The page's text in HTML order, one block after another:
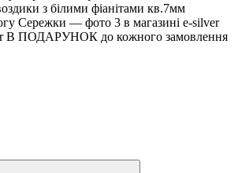
ПОДАРУНОК до кожного замовлення